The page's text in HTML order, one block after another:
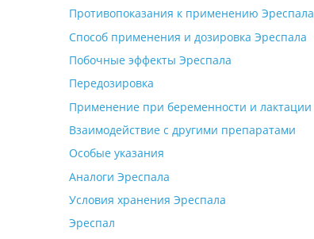
Противопоказания к применению Эреспала
Способ применения и дозировка Эреспала
Побочные эффекты Эреспала
Передозировка
Применение при беременности и лактации
Взаимодействие с другими препаратами
Особые указания
Аналоги Эреспала
Условия хранения Эреспала
Эреспал